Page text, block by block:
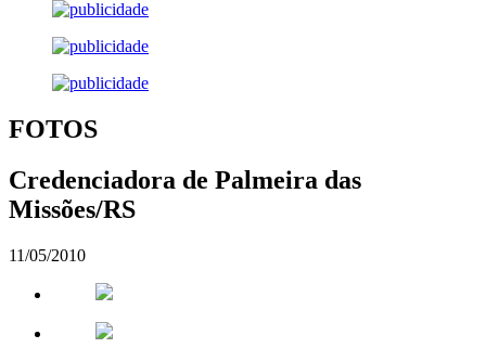
FOTOS
Credenciadora de Palmeira das
Missões/RS
11/05/2010